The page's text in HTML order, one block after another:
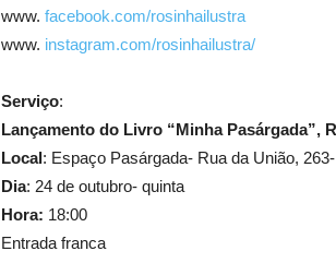
www. facebook.com/rosinhailustra
www. instagram.com/rosinhailustra/
Serviço:
Lançamento do Livro “Minha Pasárgada”,
Local: Espaço Pasárgada- Rua da União,
Dia: 24 de outubro- quinta
Hora: 18:00
Entrada franca